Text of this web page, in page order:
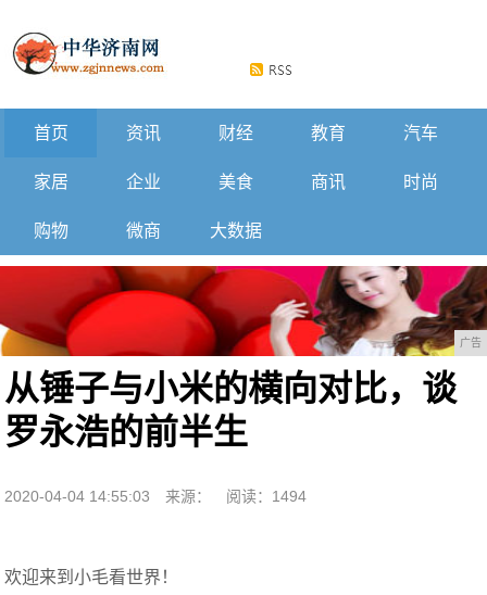
首页 资讯 财经 教育 汽车
家居 企业 美食 商讯 时尚
购物 微商 大数据
广告
从锤子与小米的横向对比，谈
罗永浩的前半生
2020-04-04 14:55:03 来源： 阅读：1494
欢迎来到小毛看世界！